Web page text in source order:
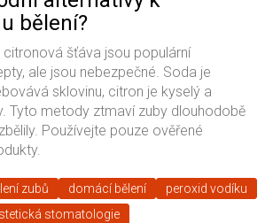
bělení?
šťáva jsou populární
ale jsou nebezpečné. Soda je
sklovinu, citron je kyselý a
Tyto metody ztmaví zuby dlouhodobě
Používejte pouze ověřené
zubů domácí bělení
peroxid vodíku
stomatologie